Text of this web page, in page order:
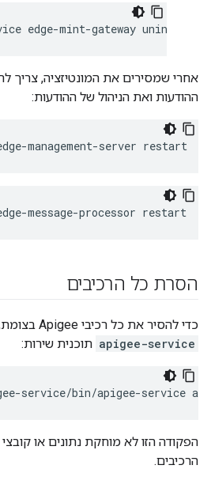
edge-mint-gateway uninstall
אחרי שמסירים את המונטיזציה, צריך
ההודעות ואת הניהול של ההודעות:
management-server restart
message-processor restart
הסרת כל הרכיבים
כדי להסיר את כל רכיבי Apigee בצומת, צריך להסיר את
apigee-service תוכנית שירות:
service/bin/apigee-service
הפקודה הזו לא מוחקת נתונים או
הרכיבים.